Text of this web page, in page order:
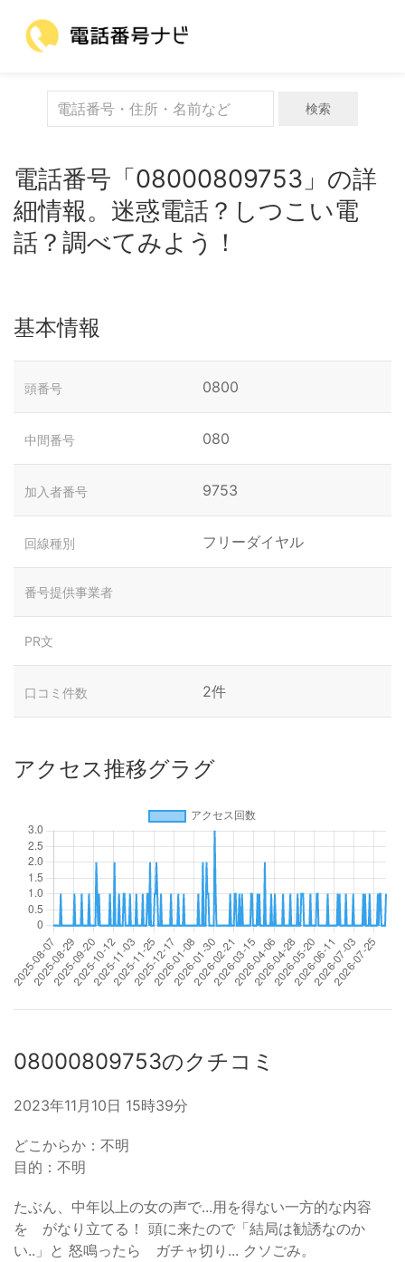
検索
電話番号「08000809753」の詳
細情報。迷惑電話？しつこい電
話？調べてみよう！
基本情報
頭番号 0800
中間番号 080
加入者番号 9753
回線種別 フリーダイヤル
番号提供事業者
PR文
口コミ件数 2件
アクセス推移グラグ
08000809753のクチコミ
2023年11月10日 15時39分
どこからか：不明
目的：不明
たぶん、中年以上の女の声で...用を得ない一方的な内容
を がなり立てる！ 頭に来たので「結局は勧誘なのか
い..」と 怒鳴ったら ガチャ切り... クソごみ。